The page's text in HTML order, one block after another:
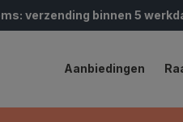
verzending binnen 5
Aanbiedingen